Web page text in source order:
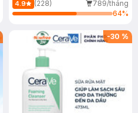
4.9 (228)
789/tháng
64%
-30 %